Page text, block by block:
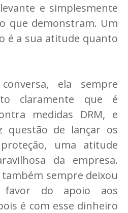
e simplesmente
que demonstram. Um
é a sua atitude quanto
ela sempre
claramente que é
medidas DRM, e
questão de lançar os
uma atitude
da empresa.
sempre deixou
do apoio aos
é com esse dinheiro